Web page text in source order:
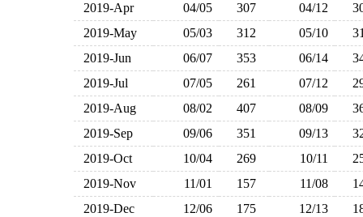
2019-Apr
04/05 307 04/12
2019-May
05/03 312 05/10
2019-Jun
06/07 353 06/14
2019-Jul
07/05 261 07/12
2019-Aug
08/02 407 08/09
2019-Sep
09/06 351 09/13
2019-Oct
10/04 269 10/11
2019-Nov
11/01 157 11/08
2019-Dec
12/06 175 12/13